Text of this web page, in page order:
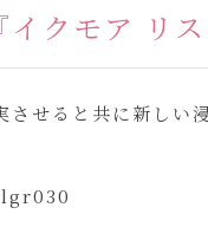
クモア リ
せると共に新しい